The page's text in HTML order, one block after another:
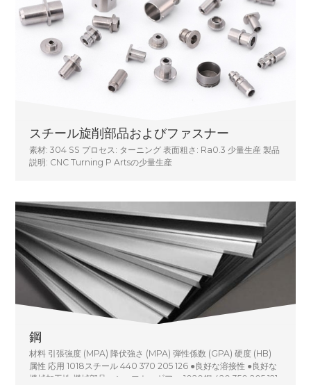
スチール旋削部品およびファスナー
素材: 304 SS プロセス: ターニング 表面粗さ: Ra0.3 少量生産 製品
説明: CNC Turning P Artsの少量生産
鋼
材料 引張強度 (MPA) 降伏強さ (MPA) 弾性係数 (GPA) 硬度 (HB)
属性 応用 1018スチール 440 370 205 126 ●良好な溶接性 ●良好な
機械加工性 機械部品、シャフト、ギア。 1020鋼 420 350 205 121